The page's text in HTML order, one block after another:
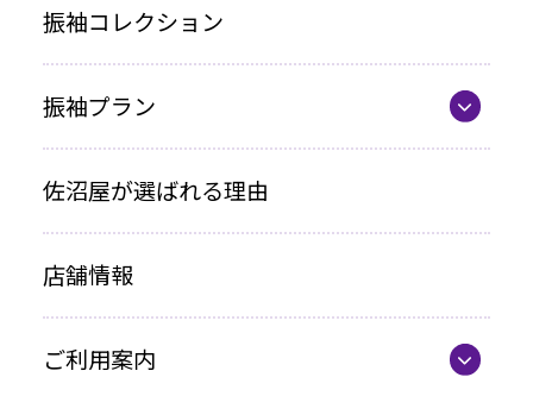
振袖コレクション
振袖プラン
レンタルプラン
お買い上げプラン
ママ振プラン
佐沼屋が選ばれる理由
店舗情報
ご利用案内